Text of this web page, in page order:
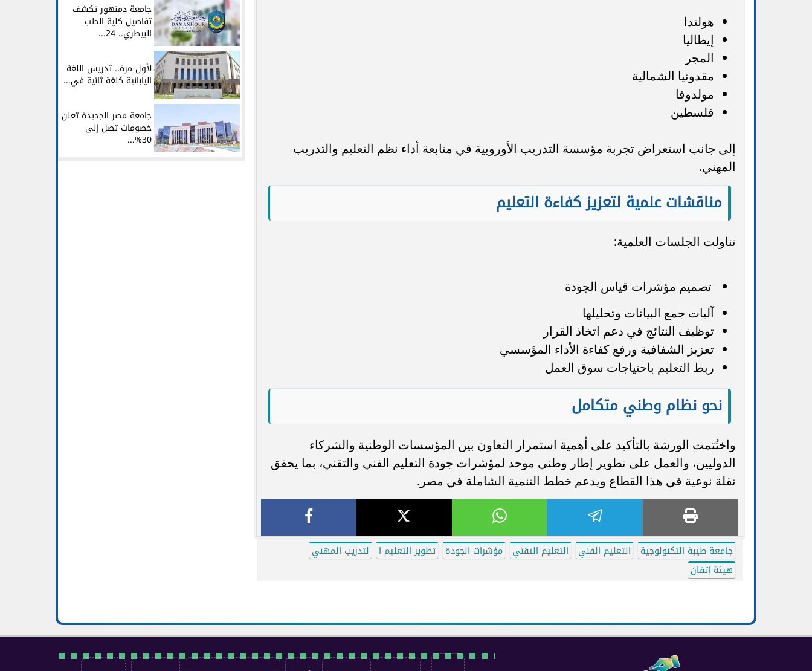
هولندا
إيطاليا
المجر
مقدونيا الشمالية
مولدوفا
فلسطين
إلى جانب استعراض تجربة مؤسسة التدريب الأوروبية في متابعة أداء نظم التعليم والتدريب
المهني.
مناقشات علمية لتعزيز كفاءة التعليم
تناولت الجلسات العلمية:
تصميم مؤشرات قياس الجودة
آليات جمع البيانات وتحليلها
توظيف النتائج في دعم اتخاذ القرار
تعزيز الشفافية ورفع كفاءة الأداء المؤسسي
ربط التعليم باحتياجات سوق العمل
نحو نظام وطني متكامل
واختُتمت الورشة بالتأكيد على أهمية استمرار التعاون بين المؤسسات الوطنية والشركاء
الدوليين، والعمل على تطوير إطار وطني موحد لمؤشرات جودة التعليم الفني والتقني، بما يحقق
نقلة نوعية في هذا القطاع ويدعم خطط التنمية الشاملة في مصر.
جامعة طيبة التكنولوجية التعليم الفني التعليم التقني مؤشرات الجودة تطوير التعليم ا
لتدريب المهني
هيئة إتقان
جامعة دمنهور تكشف
تفاصيل كلية الطب
البيطري.. 24...
لأول مرة.. تدريس اللغة
اليابانية كلغة ثانية في...
جامعة مصر الجديدة تعلن
خصومات تصل إلى
30%...